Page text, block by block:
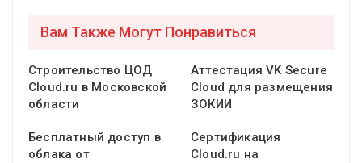
Вам Также Могут Понравиться
Строительство ЦОД
Cloud.ru в Московской
области
Аттестация VK Secure
Cloud для размещения
ЗОКИИ
Бесплатный доступ в
облака от
Сертификация
Cloud.ru на